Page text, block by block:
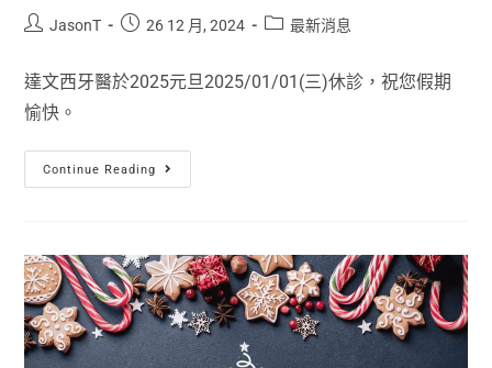
JasonT 26 12 月, 2024 最新消息
達文西牙醫於2025元旦2025/01/01(三)休診，祝您假期
愉快。
Continue Reading